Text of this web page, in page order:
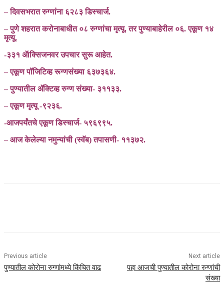
– दिवसभरात रुग्णांना ६२८३ डिस्चार्ज.
– पुणे शहरात करोनाबाधीत ०८ रुग्णांचा मृत्यू. तर पुण्याबाहेरील ०६. एकूण १४
मृत्यू.
-३३१ ॲाक्सिजनवर उपचार सुरू आहेत.
– एकूण पॉजिटिव्ह रूग्णसंख्या ६३७३६४.
– पुण्यातील ॲक्टिव्ह रुग्ण संख्या- ३११३३.
– एकूण मृत्यू -९२३६.
-आजपर्यंतचे एकूण डिस्चार्ज- ५९६९९५.
– आज केलेल्या नमुन्यांची (स्वॅब) तपासणी- ११३७२.
Previous article
पुण्यातील कोरोना रुग्णांमध्ये किंचित वाढ
Next article
पहा आजची पुण्यातील कोरोना रुग्णांची
संख्या